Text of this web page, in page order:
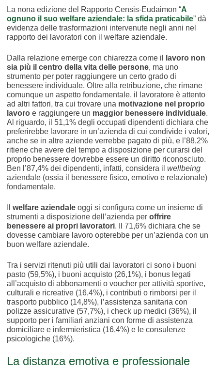
La nona edizione del Rapporto Censis-Eudaimon “A
ognuno il suo welfare aziendale: la sfida praticabile” dà
evidenza delle trasformazioni intervenute negli anni nel
rapporto dei lavoratori con il welfare aziendale.
Dalla relazione emerge con chiarezza come il
lavoro non
sia più il centro della vita delle persone, ma uno
strumento per poter raggiungere un certo grado di
benessere individuale. Oltre alla retribuzione, che rimane
comunque un aspetto fondamentale, il lavoratore è attento
ad altri fattori, tra cui trovare una motivazione nel proprio
lavoroe raggiungere un maggior benessere individuale.
Al riguardo, il 51,1% degli occupati dipendenti dichiara che
preferirebbe lavorare in un’azienda di cui condivide i valori,
anche se in altre aziende verrebbe pagato di più, e l’88,2%
ritiene che avere del tempo a disposizione per curarsi del
proprio benessere dovrebbe essere un diritto riconosciuto.
Ben l’87,4% dei dipendenti, infatti, considera il wellbeing
aziendale (ossia il benessere fisico, emotivo e relazionale)
fondamentale.
welfare aziendaleoggi si configura come un insieme di
strumenti a disposizione dell’azienda per offrire
benessere ai propri lavoratori. Il 71,6% dichiara che se
dovesse cambiare lavoro opterebbe per un’azienda con un
buon welfare aziendale.
Tra i servizi ritenuti più utili dai lavoratori ci sono i buoni
pasto (59,5%), i buoni acquisto (26,1%), i bonus legati
all’acquisto di abbonamenti o voucher per attività sportive,
culturali e ricreative (16,4%), i contributi o rimborsi per il
trasporto pubblico (14,8%), l’assistenza sanitaria con
polizze assicurative (57,7%), i check up medici (36%), il
supporto per i familiari anziani con forme di assistenza
domiciliare e infermieristica (16,4%) e le consulenze
psicologiche (16%).
La distanza emotiva e professionale